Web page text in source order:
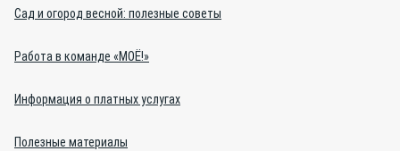
Сад и огород весной: полезные советы
Работа в команде «МОЁ!»
Информация о платных услугах
Полезные материалы